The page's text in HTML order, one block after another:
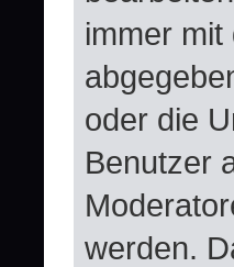
immer
oder die
Benutzer
werden.